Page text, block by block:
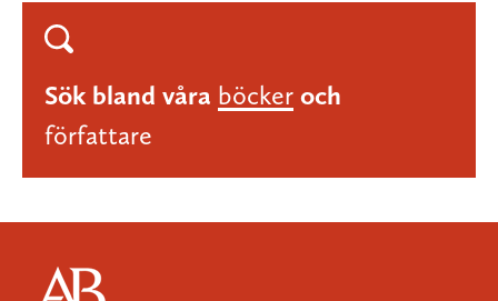
Sök bland våra böcker och
författare